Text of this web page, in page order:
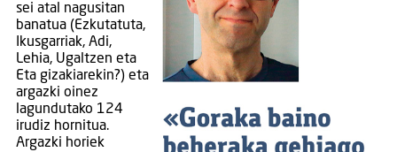
sei atal nagusitan
banatua (Ezkutatuta,
Ikusgarriak, Adi,
Lehia, Ugaltzen eta
Eta gizakiarekin?) eta
argazki oinez
lagundutako 124
irudiz hornitua.
Argazki horiek